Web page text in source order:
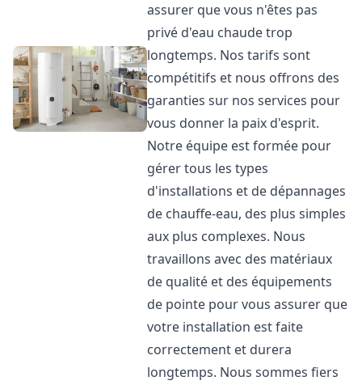
assurer que vous n'êtes pas
privé d'eau chaude trop
longtemps. Nos tarifs sont
compétitifs et nous offrons des
garanties sur nos services pour
vous donner la paix d'esprit.
Notre équipe est formée pour
gérer tous les types
d'installations et de dépannages
de chauffe-eau, des plus simples
aux plus complexes. Nous
travaillons avec des matériaux
de qualité et des équipements
de pointe pour vous assurer que
votre installation est faite
correctement et durera
longtemps. Nous sommes fiers